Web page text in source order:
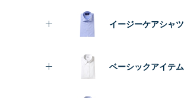
イージーケアシャツ
ベーシックアイテム